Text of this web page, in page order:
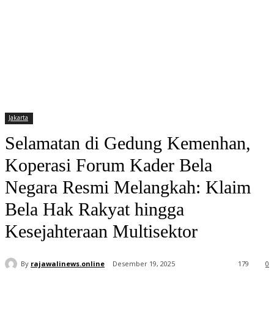
Jakarta
Selamatan di Gedung Kemenhan,
Koperasi Forum Kader Bela
Negara Resmi Melangkah: Klaim
Bela Hak Rakyat hingga
Kesejahteraan Multisektor
By rajawalinews.online Desember 19, 2025 0
179